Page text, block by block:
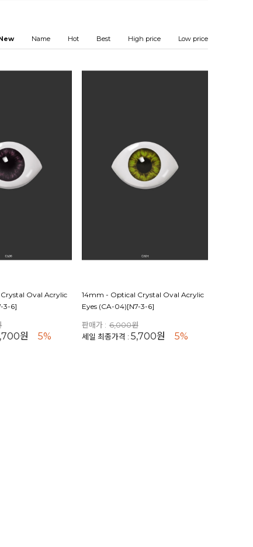
Name Hot Best High price Low price
Oval Acrylic
3-6]
원 5%
14mm - Optical Crystal Oval Acrylic
Eyes (CA-04)[N7-3-6]
판매가 : 6,000원
세일 최종가격 : 5,700원 5%